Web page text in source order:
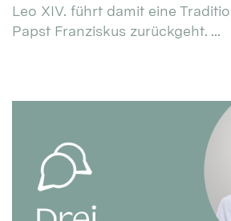
Leo XIV. führt damit eine
Papst Franziskus zurückgeht. ...